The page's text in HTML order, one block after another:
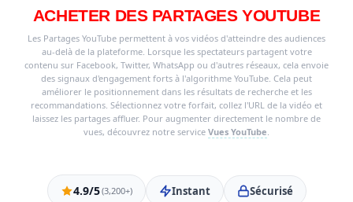
ACHETER DES PARTAGES YOUTUBE
Les Partages YouTube permettent à vos vidéos d'atteindre des audiences
au-delà de la plateforme. Lorsque les spectateurs partagent votre
contenu sur Facebook, Twitter, WhatsApp ou d'autres réseaux, cela envoie
des signaux d'engagement forts à l'algorithme YouTube. Cela peut
améliorer le positionnement dans les résultats de recherche et les
recommandations. Sélectionnez votre forfait, collez l'URL de la vidéo et
laissez les partages affluer. Pour augmenter directement le nombre de
vues, découvrez notre service Vues YouTube.
4.9/5(3,200+) Instant Sécurisé